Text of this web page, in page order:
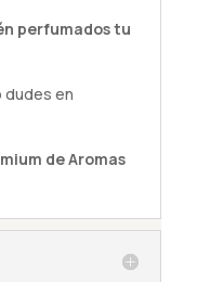
perfumados tu
dudes en
de Aromas